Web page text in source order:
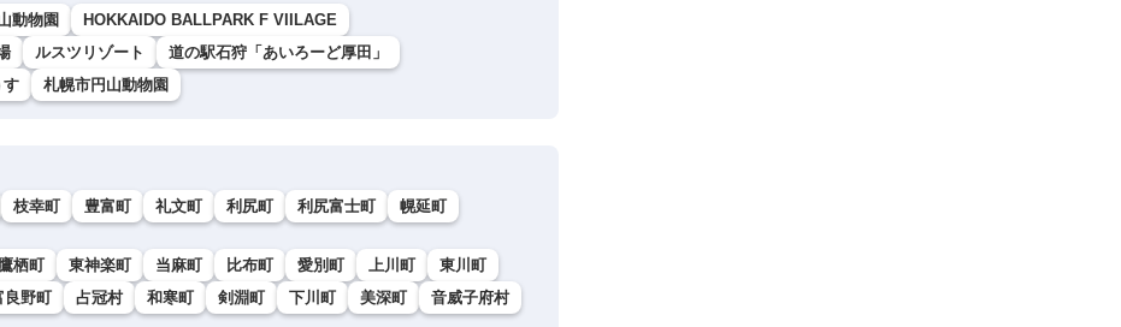
動物園
HOKKAIDO BALLPARK F VIILAGE
ルスツリゾート
道の駅石狩「あいろーど厚田」
す 札幌市円山動物園
枝幸町 豊富町 礼文町 利尻町 利尻富士町 幌延町
栖町 東神楽町 当麻町 比布町 愛別町 上川町
東川町
良野町 占冠村 和寒町 剣淵町 下川町 美深町
音威子府村